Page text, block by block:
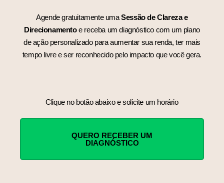
Agende gratuitamente umaSessão de Clareza e
Direcionamentoe receba um diagnóstico com um plano
de ação personalizado para aumentar sua renda, ter mais
tempo livre e ser reconhecido pelo impacto que você gera.
Clique no botão abaixo e solicite um horário
QUERO RECEBER UM
DIAGNÓSTICO